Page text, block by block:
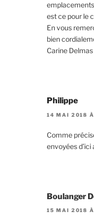
emplacements
est ce pour le
En vous
bien
Carine Delmas
Philippe
14 MAI 2018
Comme
envoyées
Boulanger
15 MAI 2018